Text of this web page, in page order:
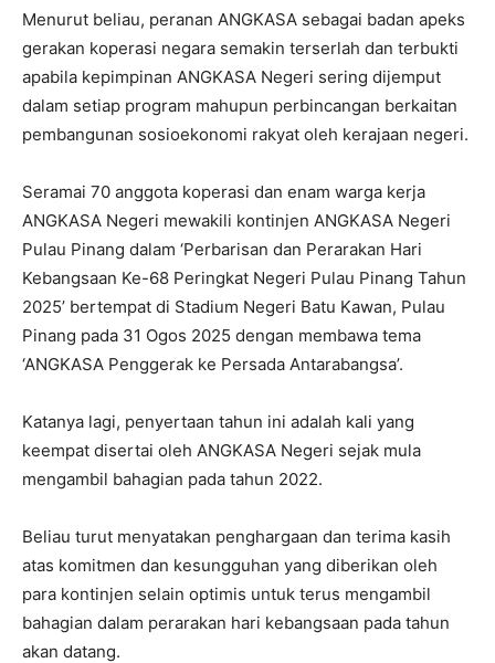
Menurut beliau, peranan ANGKASA sebagai badan apeks
gerakan koperasi negara semakin terserlah dan terbukti
apabila kepimpinan ANGKASA Negeri sering dijemput
dalam setiap program mahupun perbincangan berkaitan
pembangunan sosioekonomi rakyat oleh kerajaan negeri.
Seramai 70 anggota koperasi dan enam warga kerja
ANGKASA Negeri mewakili kontinjen ANGKASA Negeri
Pulau Pinang dalam ‘Perbarisan dan Perarakan Hari
Kebangsaan Ke-68 Peringkat Negeri Pulau Pinang Tahun
2025’ bertempat di Stadium Negeri Batu Kawan, Pulau
Pinang pada 31 Ogos 2025 dengan membawa tema
‘ANGKASA Penggerak ke Persada Antarabangsa’.
Katanya lagi, penyertaan tahun ini adalah kali yang
keempat disertai oleh ANGKASA Negeri sejak mula
mengambil bahagian pada tahun 2022.
Beliau turut menyatakan penghargaan dan terima kasih
atas komitmen dan kesungguhan yang diberikan oleh
para kontinjen selain optimis untuk terus mengambil
bahagian dalam perarakan hari kebangsaan pada tahun
akan datang.